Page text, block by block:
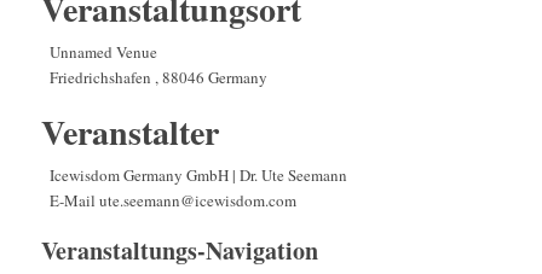
Unnamed Venue
Friedrichshafen ,88046 Germany
Veranstalter
Icewisdom Germany GmbH | Dr. Ute Seemann
E-Mail ute.seemann@icewisdom.com
Veranstaltungs-Navigation